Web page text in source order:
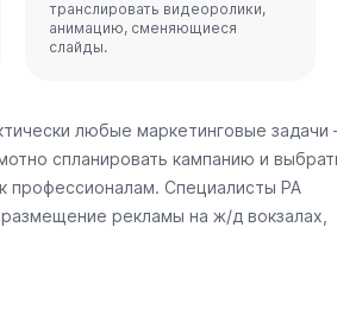
транслировать видеоролики,
анимацию, сменяющиеся
слайды.
любые маркетинговые
спланировать кампанию и
профессионалам. Специалисты РА
рекламы на ж/д вокзалах,